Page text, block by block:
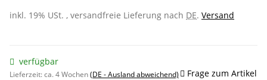
inkl. 19% USt. , versandfreie Lieferung nach DE. Versand
verfügbar
Lieferzeit:ca. 4 Wochen(DE - Ausland abweichend) Frage zum Artikel